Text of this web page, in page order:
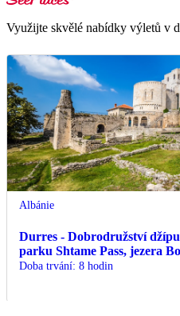
Využijte skvělé nabídky výletů v
Albánie
Durres - Dobrodružství
parku Shtame Pass, jezera
Doba trvání: 8 hodin